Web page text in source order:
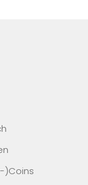
)Coins